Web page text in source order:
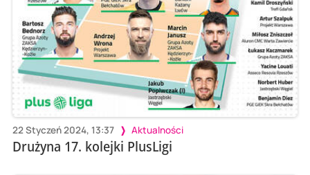
22 Styczeń 2024, 13:37 Aktualności
Drużyna 17. kolejki PlusLigi